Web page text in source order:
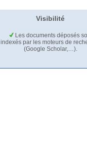
Visibilité
Les documents déposés
indexés par les moteurs de
(Google Scholar,…).